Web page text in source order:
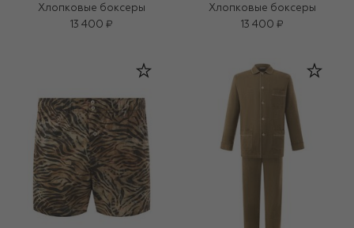
Хлопковые боксеры
13 400 ₽
Хлопковые боксеры
13 400 ₽